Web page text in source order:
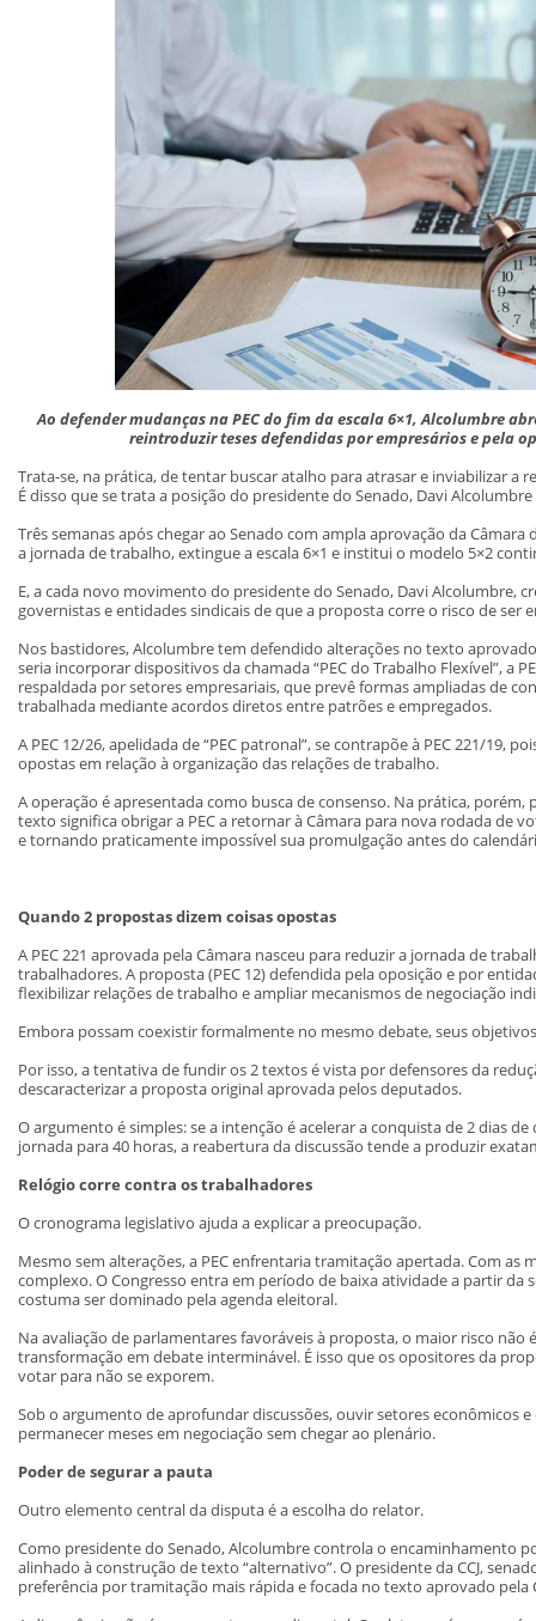
Ao defender mudanças na PEC do fim da escala 6×1, Alcolumbre
reintroduzir teses defendidas por empresários e pela
Trata-se, na prática, de tentar buscar atalho para atrasar e inviabilizar a
É disso que se trata a posição do presidente do Senado, Davi Alcolumbre
Três semanas após chegar ao Senado com ampla aprovação da Câmara
a jornada de trabalho, extingue a escala 6×1 e institui o modelo 5×2
E, a cada novo movimento do presidente do Senado, Davi Alcolumbre,
governistas e entidades sindicais de que a proposta corre o risco de ser
Nos bastidores, Alcolumbre tem defendido alterações no texto
seria incorporar dispositivos da chamada “PEC do Trabalho Flexível”, a
respaldada por setores empresariais, que prevê formas ampliadas de
trabalhada mediante acordos diretos entre patrões e empregados.
A PEC 12/26, apelidada de “PEC patronal”, se contrapõe à PEC 221/19,
opostas em relação à organização das relações de trabalho.
A operação é apresentada como busca de consenso. Na prática,
texto significa obrigar a PEC a retornar à Câmara para nova rodada de
e tornando praticamente impossível sua promulgação antes do
Quando 2 propostas dizem coisas opostas
A PEC 221 aprovada pela Câmara nasceu para reduzir a jornada de
trabalhadores. A proposta (PEC 12) defendida pela oposição e por
flexibilizar relações de trabalho e ampliar mecanismos de negociação
Embora possam coexistir formalmente no mesmo debate, seus
Por isso, a tentativa de fundir os 2 textos é vista por defensores da
descaracterizar a proposta original aprovada pelos deputados.
O argumento é simples: se a intenção é acelerar a conquista de 2 dias
jornada para 40 horas, a reabertura da discussão tende a produzir
Relógio corre contra os trabalhadores
O cronograma legislativo ajuda a explicar a preocupação.
Mesmo sem alterações, a PEC enfrentaria tramitação apertada. Com as
complexo. O Congresso entra em período de baixa atividade a partir da
costuma ser dominado pela agenda eleitoral.
Na avaliação de parlamentares favoráveis à proposta, o maior risco não
transformação em debate interminável. É isso que os opositores da
votar para não se exporem.
Sob o argumento de aprofundar discussões, ouvir setores econômicos
permanecer meses em negociação sem chegar ao plenário.
Poder de segurar a pauta
Outro elemento central da disputa é a escolha do relator.
Como presidente do Senado, Alcolumbre controla o encaminhamento
alinhado à construção de texto “alternativo”. O presidente da CCJ,
preferência por tramitação mais rápida e focada no texto aprovado pela